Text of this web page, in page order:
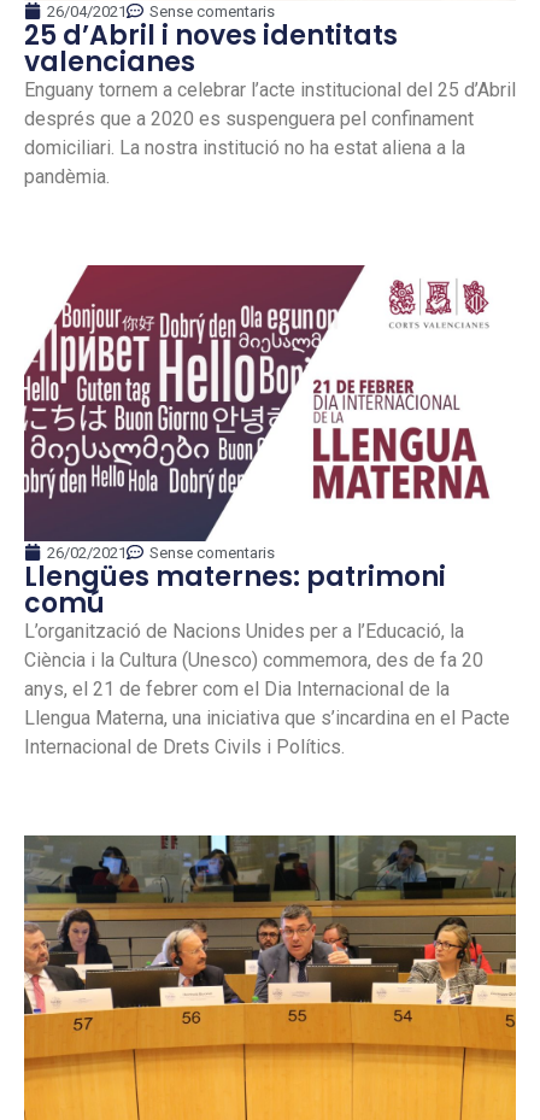
26/04/2021 Sense comentaris
25 d’Abril i noves identitats
valencianes
Enguany tornem a celebrar l’acte institucional del 25 d’Abril
després que a 2020 es suspenguera pel confinament
domiciliari. La nostra institució no ha estat aliena a la
pandèmia.
26/02/2021 Sense comentaris
Llengües maternes: patrimoni
comú
L’organització de Nacions Unides per a l’Educació, la
Ciència i la Cultura (Unesco) commemora, des de fa 20
anys, el 21 de febrer com el Dia Internacional de la
Llengua Materna, una iniciativa que s’incardina en el Pacte
Internacional de Drets Civils i Polítics.